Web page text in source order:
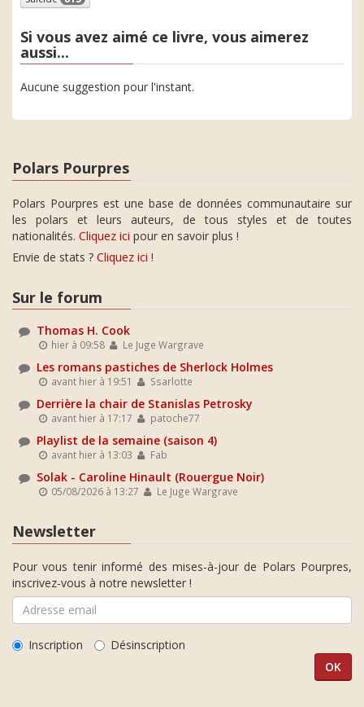
Si vous avez aimé ce livre, vous aimerez
aussi...
Aucune suggestion pour l'instant.
Polars Pourpres
Polars Pourpres est une base de données communautaire sur
les polars et leurs auteurs, de tous styles et de toutes
nationalités. Cliquez ici pour en savoir plus !
Envie de stats ? Cliquez ici !
Sur le forum
Thomas H. Cook
hier à 09:58 Le Juge Wargrave
Les romans pastiches de Sherlock Holmes
avant hier à 19:51 Ssarlotte
Derrière la chair de Stanislas Petrosky
avant hier à 17:17 patoche77
Playlist de la semaine (saison 4)
avant hier à 13:03 Fab
Solak - Caroline Hinault (Rouergue Noir)
05/08/2026 à 13:27 Le Juge Wargrave
Newsletter
Pour vous tenir informé des mises-à-jour de Polars Pourpres,
inscrivez-vous à notre newsletter !
Inscription Désinscription